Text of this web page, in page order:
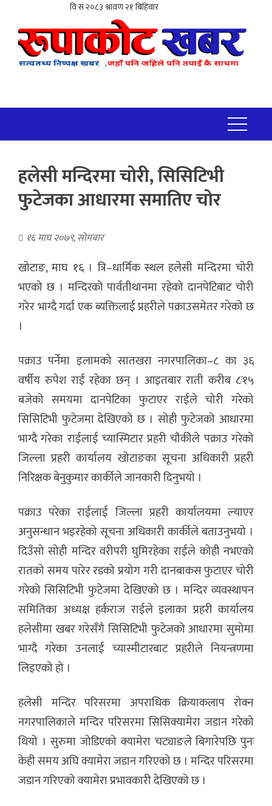
हलेसी मन्दिरमा चोरी, सिसिटिभी
फुटेजका आधारमा समातिए चोर
१६ माघ २०७९, सोमबार
खोटाङ, माघ १६ । त्रि–धार्मिक स्थल हलेसी मन्दिरमा चोरी
भएको छ । मन्दिरको पार्वतीथानमा रहेको दानपेटिबाट चोरी
गरेर भाग्दै गर्दा एक ब्यक्तिलाई प्रहरीले पक्राउसमेतर गरेको छ
।
पक्राउ पर्नेमा इलामको सातखरा नगरपालिका–८ का ३६
वर्षीय रुपेश राई रहेका छन् । आइतबार राती करीब ८ः१५
बजेको समयमा दानपेटिका फुटाएर राईले चोरी गरेको
सिसिटिभी फुटेजमा देखिएको छ । सोही फुटेजको आधारमा
भाग्दै गरेका राईलाई च्यास्मिटार प्रहरी चौकीले पक्राउ गरेको
जिल्ला प्रहरी कार्यालय खोटाङका सूचना अधिकारी प्रहरी
निरिक्षक बेनुकुमार कार्कीले जानकारी दिनुभयो ।
पक्राउ परेका राईलाई जिल्ला प्रहरी कार्यालयमा ल्याएर
अनुसन्धान भइरहेको सूचना अधिकारी कार्कीले बताउनुभयो ।
दिउँसो सोही मन्दिर वरीपरी घुमिरहेका राईले कोही नभएको
रातको समय पारेर रडको प्रयोग गरी दानबाकस फुटाएर चोरी
गरेको सिसिटिभी फुटेजमा देखिएको छ । मन्दिर व्यवस्थापन
समितिका अध्यक्ष हर्कराज राईले इलाका प्रहरी कार्यालय
हलेसीमा खबर गरेसँगै सिसिटिभी फुटेजको आधारमा सुमोमा
भाग्दै गरेका उनलाई च्यास्मीटारबाट प्रहरीले नियन्त्रणमा
लिइएको हो ।
हलेसी मन्दिर परिसरमा अपराधिक क्रियाकलाप रोक्न
नगरपालिकाले मन्दिर परिसरमा सिसिक्यामेरा जडान गरेको
थियो । सुरुमा जोडिएको क्यामेरा चट्याङले बिगारेपछि पुनः
केही समय अघि क्यामेरा जडान गरिएको छ । मन्दिर परिसरमा
जडान गरिएको क्यामेरा प्रभावकारी देखिएको छ ।